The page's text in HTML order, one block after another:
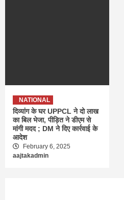
NATIONAL
दिव्यांग के घर UPPCL ने दो लाख
का बिल भेजा, पीड़ित ने डीएम से
मांगी मदद ; DM ने दिए कार्रवाई के
आदेश
February 6, 2025
aajtakadmin